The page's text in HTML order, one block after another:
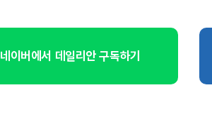
네이버에서 데일리안 구독하기